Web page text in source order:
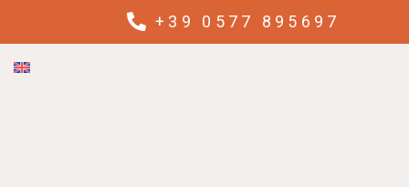
+39 0577 895697